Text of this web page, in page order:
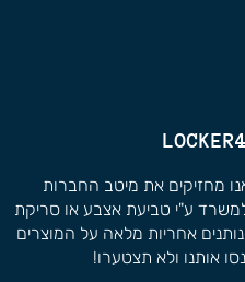
מחזיקים את מיטב החברות
ע"י טביעת אצבע או סריקת
אחריות מלאה על המוצרים
אותנו ולא תצטערו!